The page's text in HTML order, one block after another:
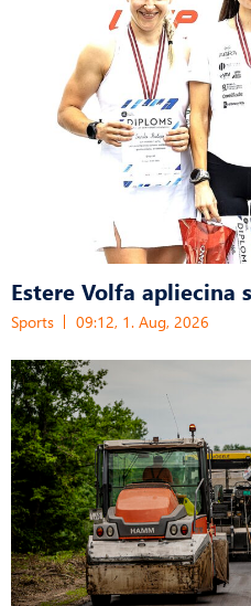
Estere Volfa apliecina
Sports 09:12, 1. Aug, 2026